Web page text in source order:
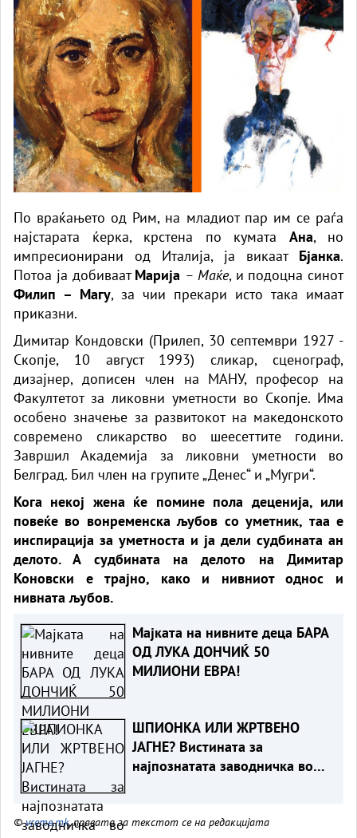
По враќањето од Рим, на младиот пар им се раѓа
најстарата ќерка, крстена по кумата Ана, но
импресионирани од Италија, ја викаат Бјанка.
Потоа ја добиваатМарија – Маќе, и подоцна синот
Филип – Магу, за чии прекари исто така имаат
приказни.
Димитар Кондовски (Прилеп, 30 септември 1927 -
Скопје, 10 август 1993) сликар, сценограф,
дизајнер, дописен член на МАНУ, професор на
Факултетот за ликовни уметности во Скопје. Има
особено значење за развитокот на македонското
современо сликарство во шеесеттите години.
Завршил Академија за ликовни уметности во
Белград. Бил член на групите „Денес“ и „Мугри“.
Кога некој жена ќе помине пола деценија, или
повеќе во вонременска љубов со уметник, таа е
инспирација за уметноста и ја дели судбината ан
делото. А судбината на делото на Димитар
Коновски е трајно, како и нивниот однос и
нивната љубов.
Мајката на нивните деца БАРА
ОД ЛУКА ДОНЧИЌ 50
МИЛИОНИ ЕВРА!
ШПИОНКА ИЛИ ЖРТВЕНО
ЈАГНЕ? Вистината за
најпознатата заводничка во
©vreme.mk, правата за текстот се на редакцијата